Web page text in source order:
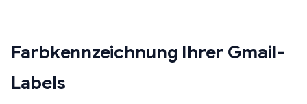
Farbkennzeichnung Ihrer Gmail-
Labels